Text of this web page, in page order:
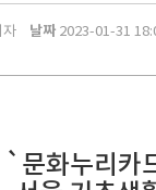
날짜2023-01-31
`문화누리카